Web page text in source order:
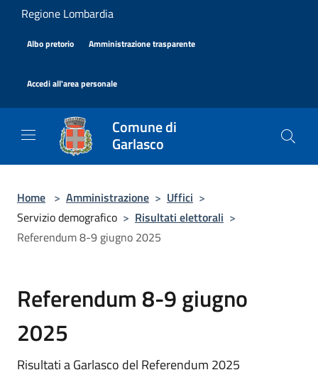
Salta al contenuto principale
Regione Lombardia
Albo pretorio Amministrazione trasparente
Accedi all'area personale
Comune di
Garlasco
Home > Amministrazione > Uffici >
Servizio demografico > Risultati elettorali >
Referendum 8-9 giugno 2025
Referendum 8-9 giugno
2025
Risultati a Garlasco del Referendum 2025